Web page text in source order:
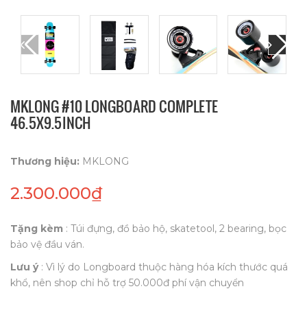
MKLONG #10 LONGBOARD COMPLETE
46.5X9.5INCH
Thương hiệu: MKLONG
2.300.000₫
Tặng kèm : Túi đựng, đồ bảo hộ, skatetool, 2 bearing, bọc
bảo vệ đầu ván.
Lưu ý: Vì lý do Longboard thuộc hàng hóa kích thước quá
khổ, nên shop chỉ hỗ trợ 50.000đ phí vận chuyển